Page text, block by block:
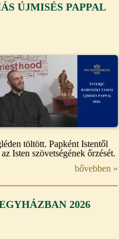
ÚJMISÉS PAPPAL
töltött. Papként Istentől
Isten szövetségének őrzését.
bővebben »
2026